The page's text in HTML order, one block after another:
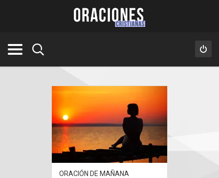
ORACIÓN DE MAÑANA